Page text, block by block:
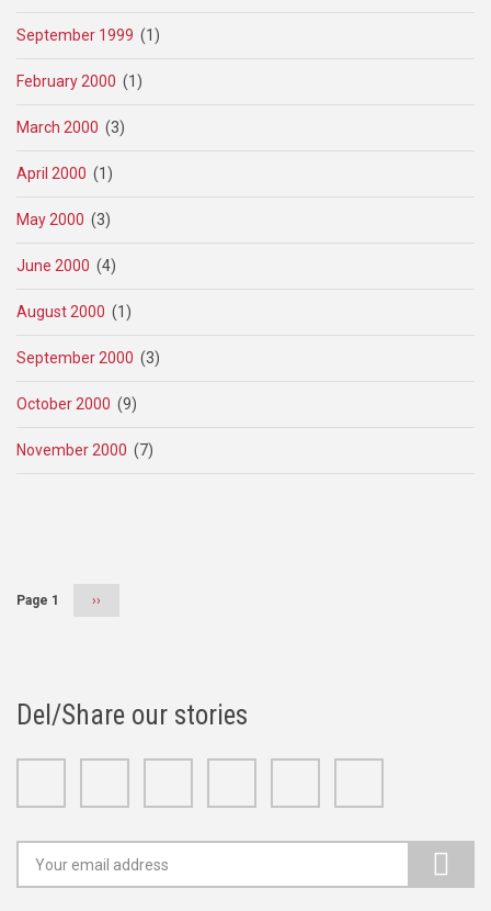
September 1999 (1)
February 2000 (1)
March 2000 (3)
April 2000 (1)
May 2000 (3)
June 2000 (4)
August 2000 (1)
September 2000 (3)
October 2000 (9)
November 2000 (7)
Page 1
Next
››
Del/Share our stories